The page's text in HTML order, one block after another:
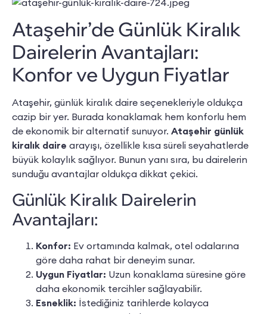
Ataşehir’de Günlük Kiralık
Dairelerin Avantajları:
Konfor ve Uygun Fiyatlar
Ataşehir, günlük kiralık daire seçenekleriyle oldukça
cazip bir yer. Burada konaklamak hem konforlu hem
de ekonomik bir alternatif sunuyor. Ataşehir günlük
kiralık daire arayışı, özellikle kısa süreli seyahatlerde
büyük kolaylık sağlıyor. Bunun yanı sıra, bu dairelerin
sunduğu avantajlar oldukça dikkat çekici.
Günlük Kiralık Dairelerin
Avantajları:
Konfor: Ev ortamında kalmak, otel odalarına
göre daha rahat bir deneyim sunar.
Uygun Fiyatlar: Uzun konaklama süresine göre
daha ekonomik tercihler sağlayabilir.
Esneklik: İstediğiniz tarihlerde kolayca